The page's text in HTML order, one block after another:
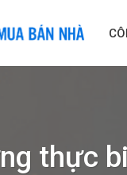
thực